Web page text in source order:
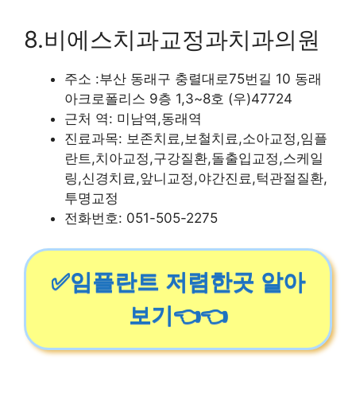
8.비에스치과교정과치과의원
주소 :부산 동래구 충렬대로75번길 10 동래
아크로폴리스 9층 1,3~8호 (우)47724
근처 역: 미남역,동래역
진료과목: 보존치료,보철치료,소아교정,임플
란트,치아교정,구강질환,돌출입교정,스케일
링,신경치료,앞니교정,야간진료,턱관절질환,
투명교정
전화번호: 051-505-2275
✅임플란트 저렴한곳 알아
보기👈👈